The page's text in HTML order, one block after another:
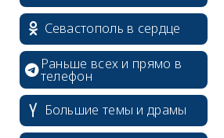
Севастополь в сердце
Раньше всех и прямо в
телефон
Большие темы и драмы
erid: 2SDnjcrDNw6